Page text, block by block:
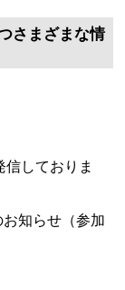
さまざまな情
しておりま
知らせ（参加